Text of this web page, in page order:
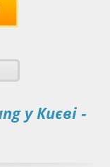
у Києві-